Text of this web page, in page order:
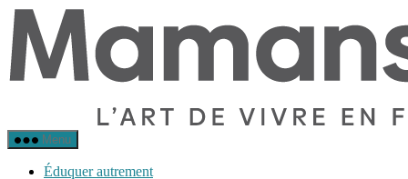
Menu
Éduquer autrement